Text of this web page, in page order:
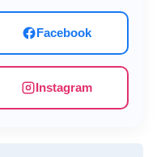
Facebook
Instagram